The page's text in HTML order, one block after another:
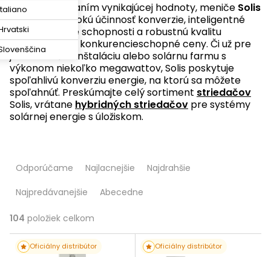
Známy dodávaním vynikajúcej hodnoty, meniče Solis
kombinujú vysokú účinnosť konverzie, inteligentné
monitorovacie schopnosti a robustnú kvalitu
prevedenia za konkurencieschopné ceny. Či už pre
jednu strešnú inštaláciu alebo solárnu farmu s
výkonom niekoľko megawattov, Solis poskytuje
spoľahlivú konverziu energie, na ktorú sa môžete
spoľahnúť. Preskúmajte celý sortiment striedačov
Solis, vrátane hybridných striedačov pre systémy
solárnej energie s úložiskom.
a
d
e
n
Odporúčame Najlacnejšie
Najdrahšie
Najpredávanejšie
Abecedne
104 položiek celkom
V
Oficiálny distribútor Oficiálny distribútor